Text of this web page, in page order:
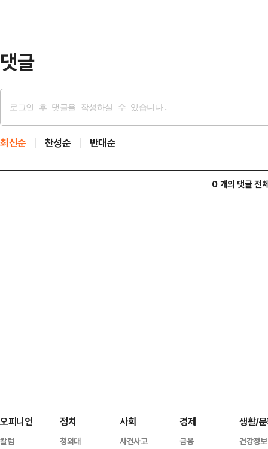
댓글
최신순 찬성순 반대순
0 개의 댓글 전
오피니언
칼럼
정치
청와대
사회
사건사고
경제
금융
생활/
건강정보